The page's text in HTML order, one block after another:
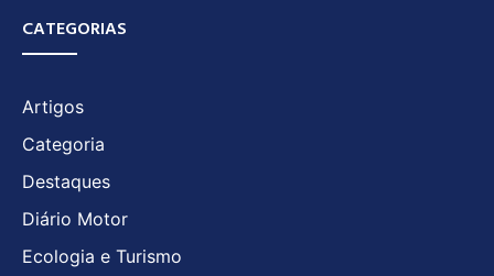
CATEGORIAS
Artigos
Categoria
Destaques
Diário Motor
Ecologia e Turismo